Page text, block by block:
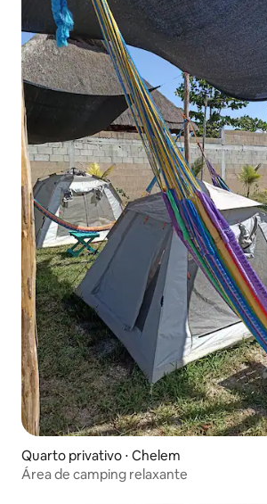
Quarto privativo ⋅ Chelem
Área de camping relaxante